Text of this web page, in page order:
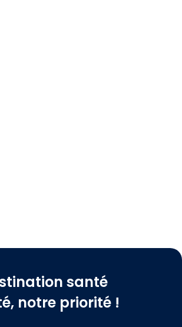
santé
notre priorité !